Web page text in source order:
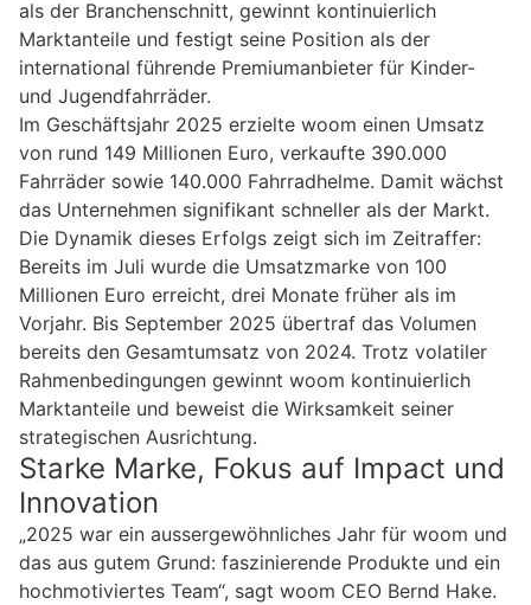
als der Branchenschnitt, gewinnt kontinuierlich
Marktanteile und festigt seine Position als der
international führende Premiumanbieter für Kinder-
und Jugendfahrräder.
Im Geschäftsjahr 2025 erzielte woom einen Umsatz
von rund 149 Millionen Euro, verkaufte 390.000
Fahrräder sowie 140.000 Fahrradhelme. Damit wächst
das Unternehmen signifikant schneller als der Markt.
Die Dynamik dieses Erfolgs zeigt sich im Zeitraffer:
Bereits im Juli wurde die Umsatzmarke von 100
Millionen Euro erreicht, drei Monate früher als im
Vorjahr. Bis September 2025 übertraf das Volumen
bereits den Gesamtumsatz von 2024. Trotz volatiler
Rahmenbedingungen gewinnt woom kontinuierlich
Marktanteile und beweist die Wirksamkeit seiner
strategischen Ausrichtung.
Starke Marke, Fokus auf Impact und
Innovation
„2025 war ein aussergewöhnliches Jahr für woom und
das aus gutem Grund: faszinierende Produkte und ein
hochmotiviertes Team“, sagt woom CEO Bernd Hake.